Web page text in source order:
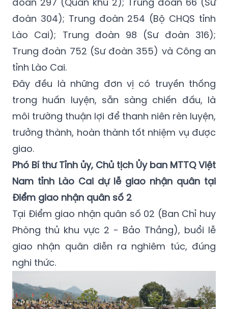
đoàn 304); Trung đoàn 254 (Bộ CHQS tỉnh
Lào Cai); Trung đoàn 98 (Sư đoàn 316);
Trung đoàn 752 (Sư đoàn 355) và Công an
tỉnh Lào Cai.
Đây đều là những đơn vị có truyền thống
trong huấn luyện, sẵn sàng chiến đấu, là
môi trường thuận lợi để thanh niên rèn luyện,
trưởng thành, hoàn thành tốt nhiệm vụ được
giao.
Phó Bí thư Tỉnh ủy, Chủ tịch Ủy ban MTTQ Việt
Nam tỉnh Lào Cai dự lễ giao nhận quân tại
Điểm giao nhận quân số 2
Tại Điểm giao nhận quân số 02 (Ban Chỉ huy
Phòng thủ khu vực 2 - Bảo Thắng), buổi lễ
giao nhận quân diễn ra nghiêm túc, đúng
nghi thức.